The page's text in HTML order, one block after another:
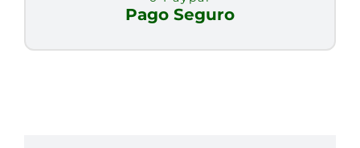
Pago Seguro